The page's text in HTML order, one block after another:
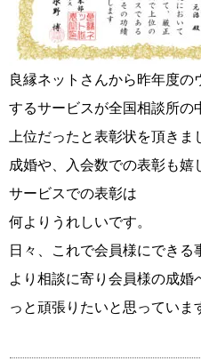
お問い合わせ
良縁ネットさんから昨年度
するサービスが全国相談所の
上位だったと表彰状を頂きま
成婚や、入会数での表彰も嬉
サービスでの表彰は
何よりうれしいです。
日々、これで会員様にできる
より相談に寄り会員様の成婚
っと頑張りたいと思っていま